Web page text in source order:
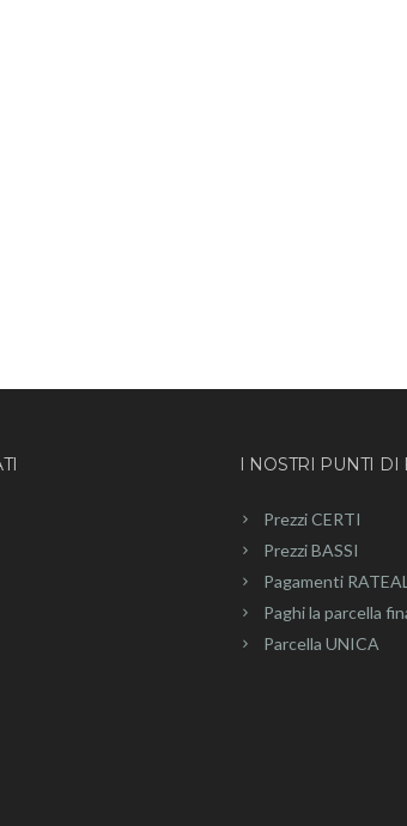
I NOSTRI PUNTI DI
Prezzi CERTI
Prezzi BASSI
Pagamenti
Paghi la parcella
Parcella UNICA